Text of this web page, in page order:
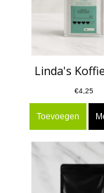
Linda's
€4,25
Toevoegen